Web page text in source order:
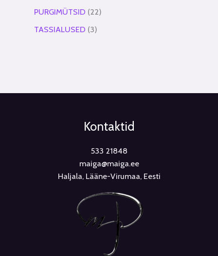
PURGIMÜTSID 22
TASSIALUSED 3
Kontaktid
533 21848
maiga@maiga.ee
Haljala, Lääne-Virumaa, Eesti